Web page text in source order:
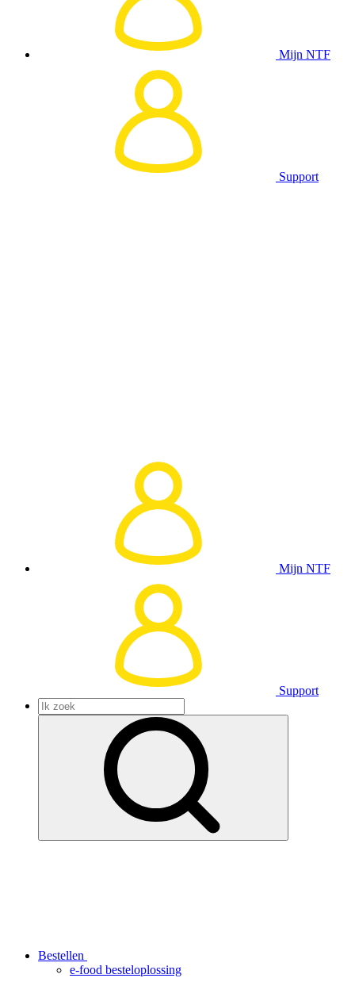
Mijn NTF
Support
Mijn NTF
Support
Bestellen
e-food besteloplossing